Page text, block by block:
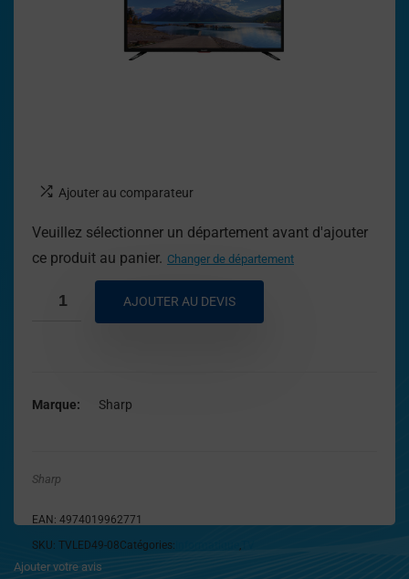
Ajouter au comparateur
Veuillez sélectionner un département avant d'ajouter
ce produit au panier. Changer de département
AJOUTER AU DEVIS
Marque Sharp
Sharp
EAN: 4974019962771
SKU: TVLED49-08Catégories: ,
Ajouter votre avis